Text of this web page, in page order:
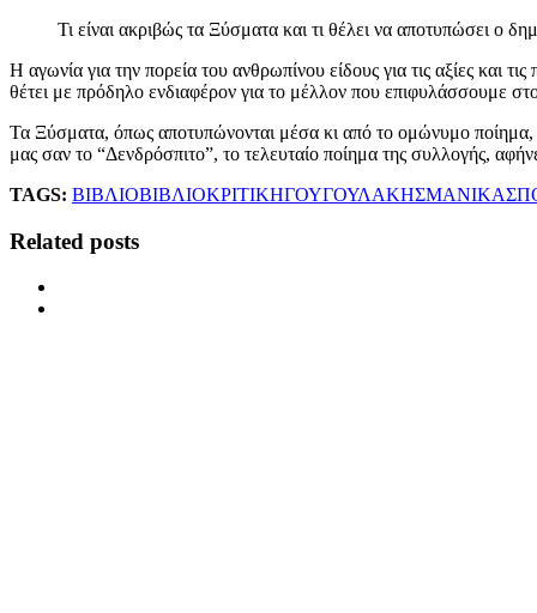
Τι είναι ακριβώς τα Ξύσματα και τι θέλει να αποτυπώσει ο
Η αγωνία για την πορεία του ανθρωπίνου είδους για τις αξίες και
θέτει με πρόδηλο ενδιαφέρον για το μέλλον που επιφυλάσσουμε
Τα Ξύσματα, όπως αποτυπώνονται μέσα κι από το ομώνυμο ποίημα,
μας σαν το “Δενδρόσπιτο”, το τελευταίο ποίημα της συλλογής,
TAGS: ΒΙΒΛΙΟΒΙΒΛΙΟΚΡΙΤΙΚΗΓΟΥΓΟΥΛΑΚΗΣΜΑΝΙΚΑΣ
Related posts